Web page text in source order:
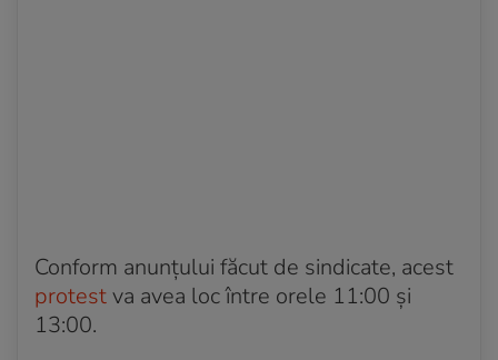
Conform anunțului făcut de sindicate, acest
protestva avea loc între orele 11:00 și
13:00.